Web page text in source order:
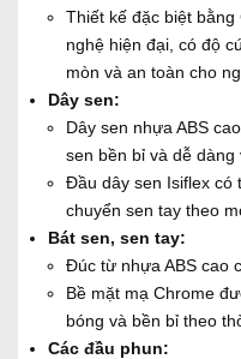
Thiết kế đặc biệt
nghệ hiện đại, có độ
mòn và an toàn cho
Dây sen:
Dây sen nhựa ABS
sen bền bỉ và dễ dàng
Đầu dây sen Isiflex có
chuyển sen tay theo
Bát sen, sen tay:
Đúc từ nhựa ABS cao
Bề mặt mạ Chrome
bóng và bền bỉ theo
Các đầu phun: